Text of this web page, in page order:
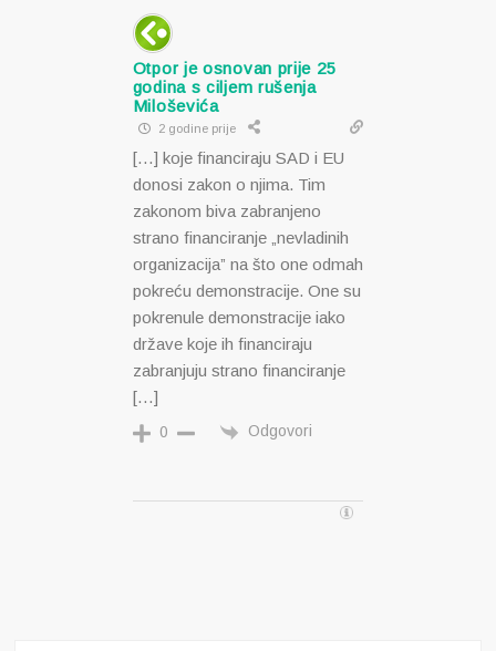
Otpor je osnovan prije 25
godina s ciljem rušenja
Miloševića
2 godine prije
[…] koje financiraju SAD i EU
donosi zakon o njima. Tim
zakonom biva zabranjeno
strano financiranje „nevladinih
organizacija” na što one odmah
pokreću demonstracije. One su
pokrenule demonstracije iako
države koje ih financiraju
zabranjuju strano financiranje
[…]
0 Odgovori